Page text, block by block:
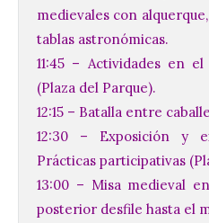
medievales con
tablas astronómicas.
11:45 – Actividades en
(Plaza del Parque).
12:15 – Batalla entre
12:30 – Exposición y
Prácticas participativas
13:00 – Misa medieval
posterior desfile hasta el